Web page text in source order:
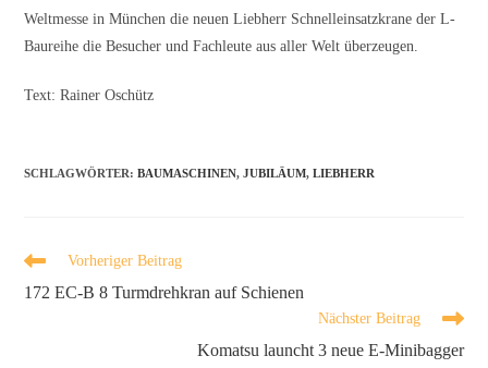
Weltmesse in München die neuen Liebherr Schnelleinsatzkrane der L-
Baureihe die Besucher und Fachleute aus aller Welt überzeugen.
Text: Rainer Oschütz
SCHLAGWÖRTER:BAUMASCHINEN, JUBILÄUM, LIEBHERR
Vorheriger Beitrag
172 EC-B 8 Turmdrehkran auf Schienen
Nächster Beitrag
Komatsu launcht 3 neue E-Minibagger